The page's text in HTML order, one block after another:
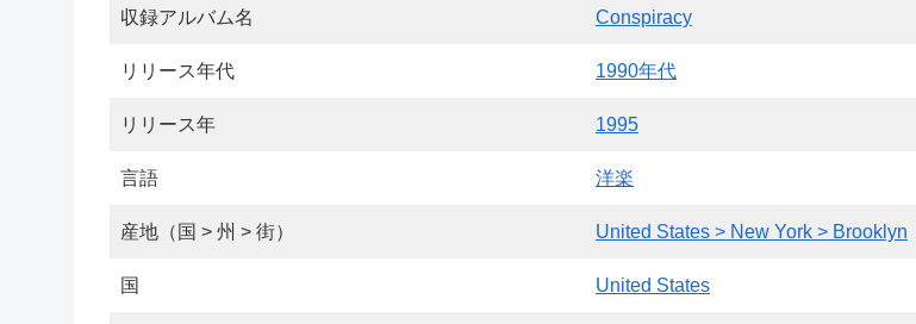
収録アルバム名 Conspiracy
リリース年代 1990年代
リリース年 1995
言語 洋楽
産地（国 > 州 > 街） United States > New York > Brooklyn
国 United States